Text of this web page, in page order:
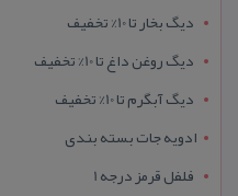
دیگ بخار تا 10% تخفیف
دیگ روغن داغ تا 10% تخفیف
دیگ آبگرم تا 10% تخفیف
ادویه جات بسته بندی
فلفل قرمز درجه 1